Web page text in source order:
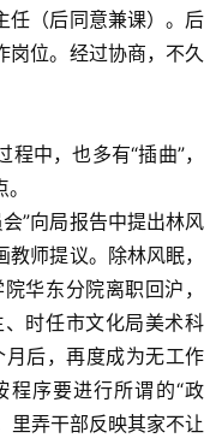
任（后同意兼课）。后
岗位。经过协商，不久
中，也多有“插曲”，
”向局报告中提出林风
师提议。除林风眠，
华东分院离职回沪，
时任市文化局美术科
月后，再度成为无工作
程序要进行所谓的“政
里弄干部反映其家不让